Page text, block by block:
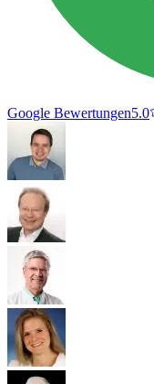
Google Bewertungen5.0